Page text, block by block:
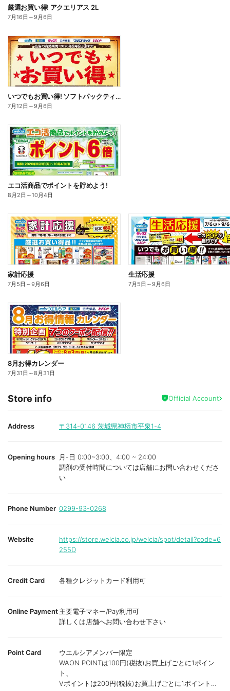
厳選お買い得! アクエリアス 2L
7月16日 ～9月6日
いつでもお買い得! ソフトパックティッシュ
7月12日 ～9月6日
エコ活商品でポイントを貯めよう!
8月2日 ～10月4日
家計応援
7月5日 ～9月6日
生活応援
7月5日 ～9月6日
8月お得カレンダー
7月31日 ～8月31日
Store info Official Account
Address 〒314-0146 茨城県神栖市平泉1-4
Opening hours
月-日 0:00~3:00、4:00 ~ 24:00
調剤の受付時間については店舗にお問い合わせくださ
い
Phone Number 0299-93-0268
Website
https://store.welcia.co.jp/welcia/spot/detail?code=6
255D
Credit Card 各種クレジットカード利用可
Online Payment主要電子マネー/Pay利用可
詳しくは店舗へお問い合わせ下さい
Point Card
ウエルシアメンバー限定
WAON POINTは100円(税抜)お買上げごとに1ポイン
ト、
Vポイントは200円(税抜)お買上げごとに1ポイント進